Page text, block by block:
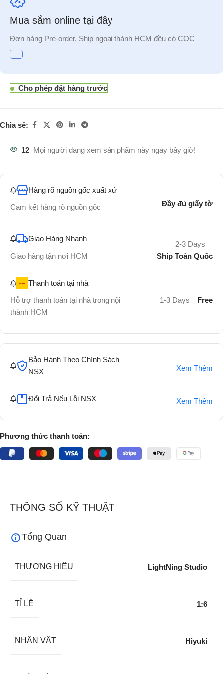
Mua sắm online tại đây
Đơn hàng Pre-order, Ship ngoại thành HCM đều có CỌC
Cho phép đặt hàng trước
Chia sẻ:
12 Mọi người đang xem sản phẩm này ngay bây giờ!
Hàng rõ nguồn gốc xuất xứ
Cam kết hàng rõ nguồn gốc
Đầy đủ giấy tờ
Giao Hàng Nhanh
Giao hàng tận nơi HCM
2-3 Days
Ship Toàn Quốc
Thanh toán tại nhà
Hỗ trợ thanh toán tại nhà trong nội
thành HCM
1-3 Days Free
Bảo Hành Theo Chính Sách
NSX
Xem Thêm
Đổi Trả Nếu Lỗi NSX Xem Thêm
Phương thức thanh toán:
THÔNG SỐ KỸ THUẬT
Tổng Quan
THƯƠNG HIỆU LightNing Studio
TỈ LỆ 1:6
NHÂN VẬT Hiyuki